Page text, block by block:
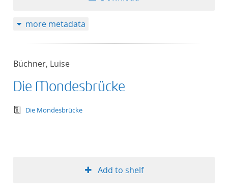
more metadata
Büchner, Luise
Die Mondesbrücke
text/tg.edition+tg.aggregation+xml
Die Mondesbrücke
Add to shelf